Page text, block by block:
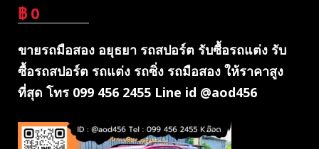
฿ 0
ขายรถมือสอง อยุธยา รถสปอร์ต รับซื้อรถแต่ง รับ
ซื้อรถสปอร์ต รถแต่ง รถซิ่ง รถมือสอง ให้ราคาสูง
ที่สุด โทร 099 456 2455 Line id @aod456